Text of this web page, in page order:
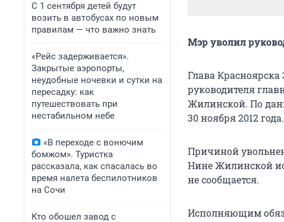
С 1 сентября детей будут
возить в автобусах по новым
правилам — что важно знать
«Рейс задерживается».
Закрытые аэропорты,
неудобные ночевки и сутки на
пересадку: как
путешествовать при
нестабильном небе
«В переходе с вонючим
бомжом». Туристка
рассказала, как спасалась во
время налета беспилотников
на Сочи
Кто обошел завод с
Мэр уволил
Глава
руководителя
Жилинской. По
30 ноября 2012 года.
Причиной
Нине Жилинской
не сообщается.
Исполняющим